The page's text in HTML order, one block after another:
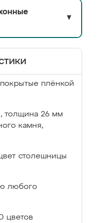
▼
плёнкой
толщина 26 мм
камня,
столешницы
любого
цветов